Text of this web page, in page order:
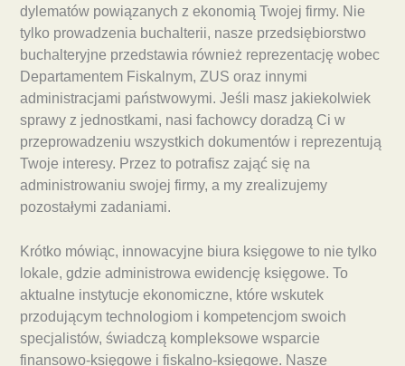
dylematów powiązanych z ekonomią Twojej firmy. Nie
tylko prowadzenia buchalterii, nasze przedsiębiorstwo
buchalteryjne przedstawia również reprezentację wobec
Departamentem Fiskalnym, ZUS oraz innymi
administracjami państwowymi. Jeśli masz jakiekolwiek
sprawy z jednostkami, nasi fachowcy doradzą Ci w
przeprowadzeniu wszystkich dokumentów i reprezentują
Twoje interesy. Przez to potrafisz zająć się na
administrowaniu swojej firmy, a my zrealizujemy
pozostałymi zadaniami.
Krótko mówiąc, innowacyjne biura księgowe to nie tylko
lokale, gdzie administrowa ewidencję księgowe. To
aktualne instytucje ekonomiczne, które wskutek
przodującym technologiom i kompetencjom swoich
specjalistów, świadczą kompleksowe wsparcie
finansowo-księgowe i fiskalno-księgowe. Nasze